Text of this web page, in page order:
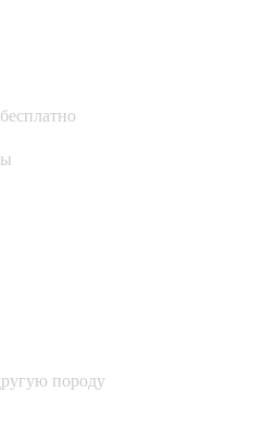
породу